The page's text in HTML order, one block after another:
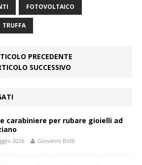
FOTOVOLTAICO
TRUFFA
PRECEDENTE
SUCCESSIVO
carabiniere per rubare gioielli ad
2026 Giovanni Botti